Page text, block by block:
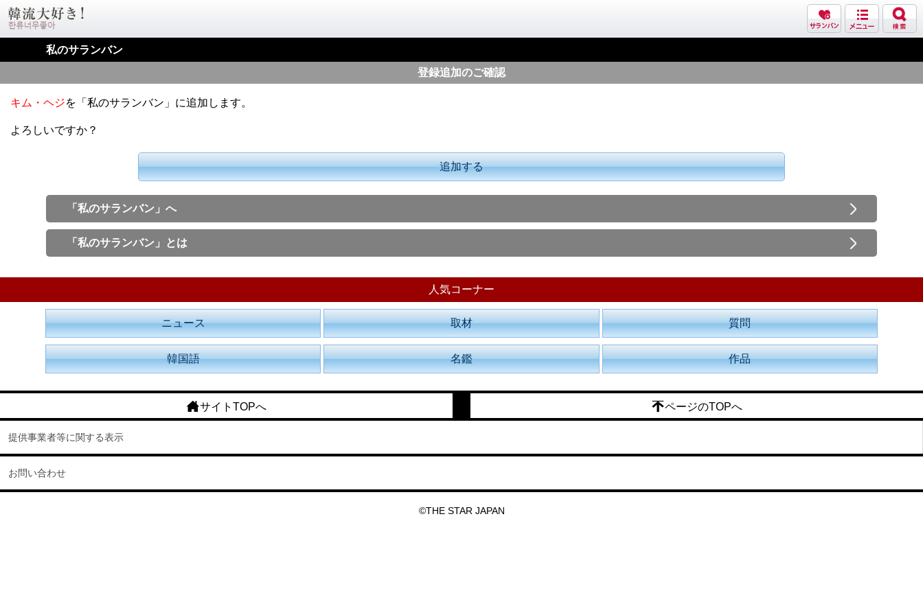
私のサランバン
登録追加のご確認
キム・ヘジを「私のサランバン」に追加します。
よろしいですか？
追加する
「私のサランバン」へ
「私のサランバン」とは
人気コーナー
ニュース 取材 質問
韓国語 名鑑 作品
サイトTOPへ ページのTOPへ
提供事業者等に関する表示
お問い合わせ
©THE STAR JAPAN